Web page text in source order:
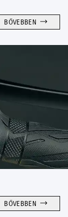
BŐVEBBEN
BŐVEBBEN